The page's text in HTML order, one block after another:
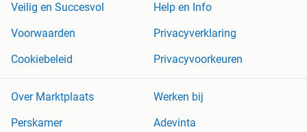
Veilig en Succesvol
Help en Info
Voorwaarden
Privacyverklaring
Cookiebeleid
Privacyvoorkeuren
Over Marktplaats
Werken bij
Perskamer
Adevinta